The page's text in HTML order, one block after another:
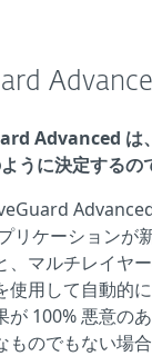
Advanced は
うに決定するの
リケーションが
、マルチレイヤ
使用して自動的
が 100% 悪意の
ものでもない場